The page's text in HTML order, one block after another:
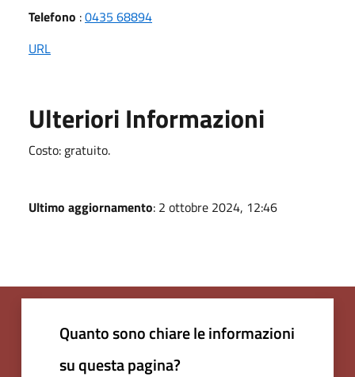
Telefono :0435 68894
URL
Ulteriori Informazioni
Costo: gratuito.
Ultimo aggiornamento: 2 ottobre 2024, 12:46
Quanto sono chiare le informazioni
su questa pagina?